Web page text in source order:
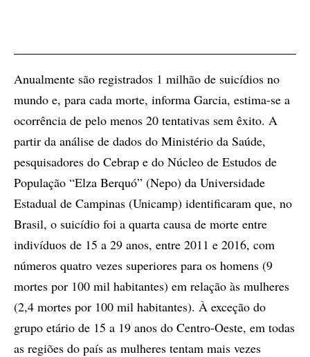
Anualmente são registrados 1 milhão de suicídios no
mundo e, para cada morte, informa Garcia, estima-se a
ocorrência de pelo menos 20 tentativas sem êxito. A
partir da análise de dados do Ministério da Saúde,
pesquisadores do Cebrap e do Núcleo de Estudos de
População “Elza Berquó” (Nepo) da Universidade
Estadual de Campinas (Unicamp) identificaram que, no
Brasil, o suicídio foi a quarta causa de morte entre
indivíduos de 15 a 29 anos, entre 2011 e 2016, com
números quatro vezes superiores para os homens (9
mortes por 100 mil habitantes) em relação às mulheres
(2,4 mortes por 100 mil habitantes). À exceção do
grupo etário de 15 a 19 anos do Centro-Oeste, em todas
as regiões do país as mulheres tentam mais vezes